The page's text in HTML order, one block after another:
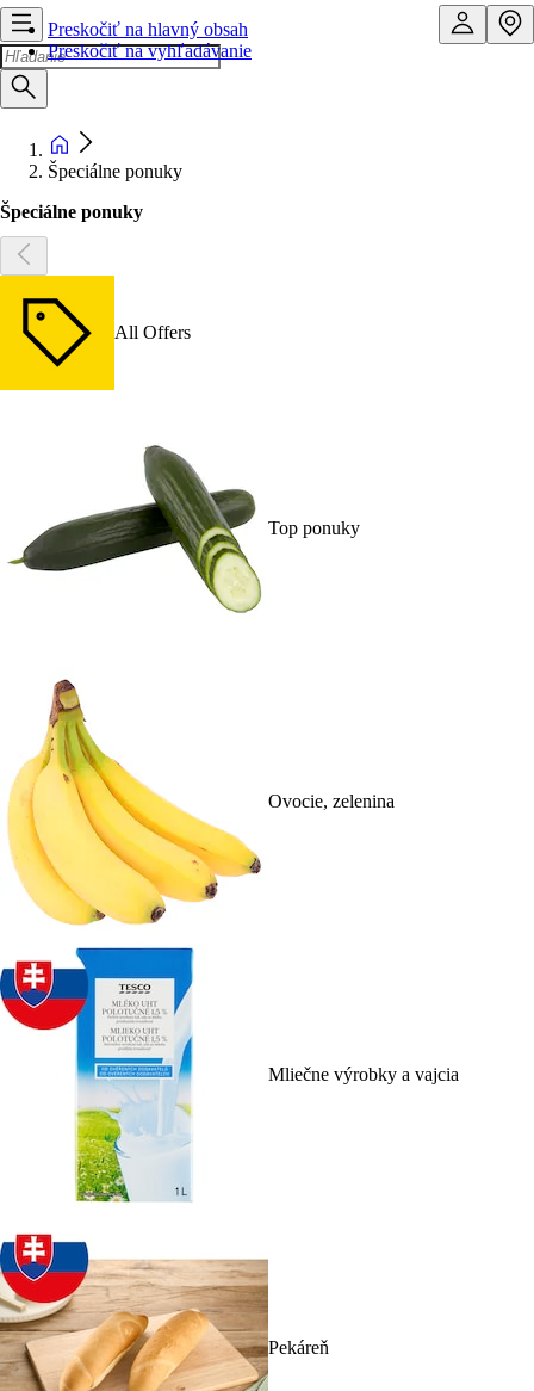
Preskočiť na hlavný obsah
Preskočiť na vyhľadávanie
Špeciálne ponuky
Špeciálne ponuky
All Offers
Top ponuky
Ovocie, zelenina
Mliečne výrobky a vajcia
Pekáreň